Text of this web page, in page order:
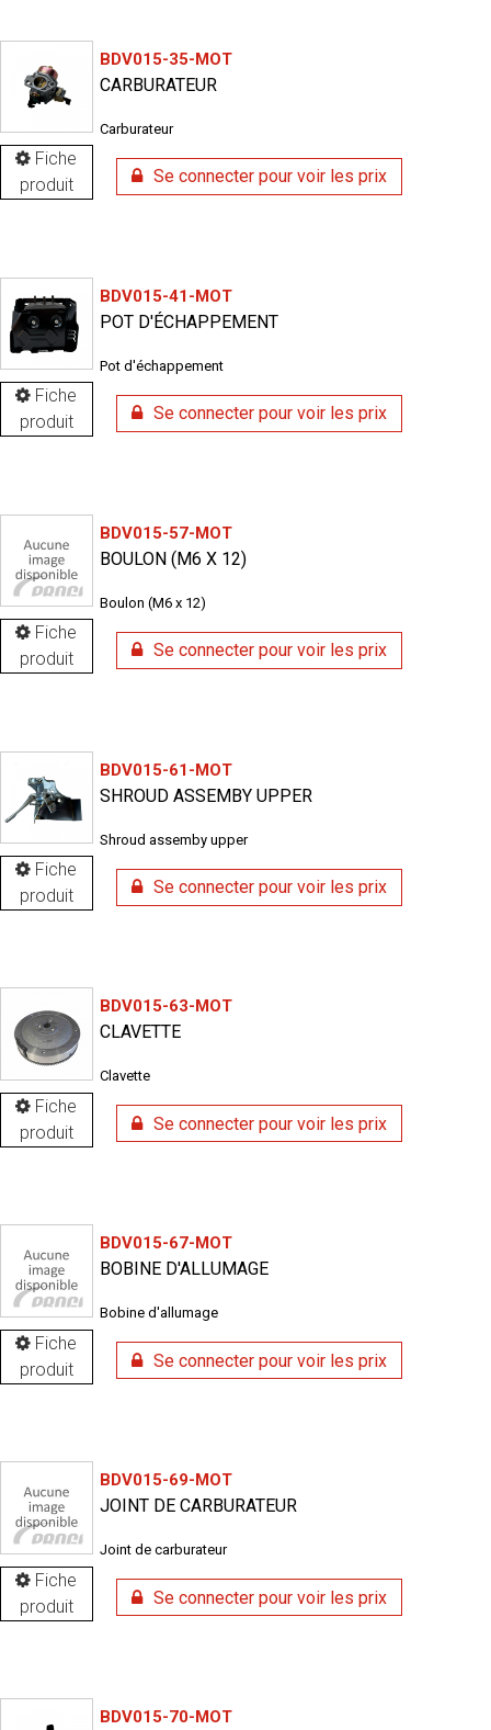
Fiche
produit
BDV015-35-MOT
CARBURATEUR
Carburateur
Se connecter pour voir les prix
Fiche
produit
BDV015-41-MOT
POT D'ÉCHAPPEMENT
Pot d'échappement
Se connecter pour voir les prix
Fiche
produit
BDV015-57-MOT
BOULON (M6 X 12)
Boulon (M6 x 12)
Se connecter pour voir les prix
Fiche
produit
BDV015-61-MOT
SHROUD ASSEMBY UPPER
Shroud assemby upper
Se connecter pour voir les prix
Fiche
produit
BDV015-63-MOT
CLAVETTE
Clavette
Se connecter pour voir les prix
Fiche
produit
BDV015-67-MOT
BOBINE D'ALLUMAGE
Bobine d'allumage
Se connecter pour voir les prix
Fiche
produit
BDV015-69-MOT
JOINT DE CARBURATEUR
Joint de carburateur
Se connecter pour voir les prix
BDV015-70-MOT